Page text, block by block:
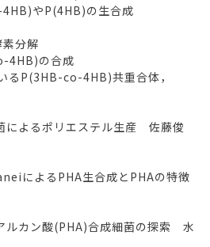
やP(4HB)の生合成
分解
4HB)の合成
P(3HB-co-4HB)共重合体，
よるポリエステル生産 佐藤俊
よるPHA生合成とPHAの特徴
カン酸(PHA)合成細菌の探索 水